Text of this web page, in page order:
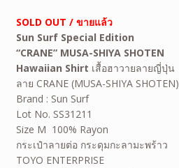
SOLD OUT / ขายแล้ว
Sun Surf Special Edition
“CRANE” MUSA-SHIYA SHOTEN
Hawaiian Shirt เสื้อฮาวายลายญี่ปุ่น
ลาย CRANE (MUSA-SHIYA SHOTEN)
Brand : Sun Surf
Lot No. SS31211
Size M 100% Rayon
กระเป๋าลายต่อ กระดุมกะลามะพร้าว
TOYO ENTERPRISE